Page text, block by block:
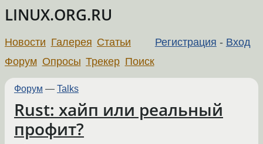
LINUX.ORG.RU
Регистрация - Вход
Новости Галерея Статьи
Форум Опросы Трекер Поиск
Форум — Talks
Rust: хайп или реальный
профит?